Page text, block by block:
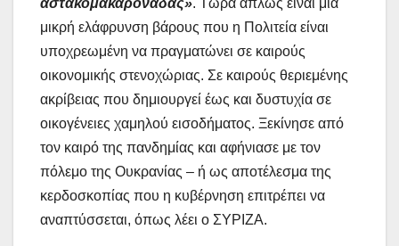
μικρή ελάφρυνση βάρους που η Πολιτεία είναι
υποχρεωμένη να πραγματώνει σε καιρούς
οικονομικής στενοχώριας. Σε καιρούς θεριεμένης
ακρίβειας που δημιουργεί έως και δυστυχία σε
οικογένειες χαμηλού εισοδήματος. Ξεκίνησε από
τον καιρό της πανδημίας και αφήνιασε με τον
πόλεμο της Ουκρανίας – ή ως αποτέλεσμα της
κερδοσκοπίας που η κυβέρνηση επιτρέπει να
αναπτύσσεται, όπως λέει ο ΣΥΡΙΖΑ.